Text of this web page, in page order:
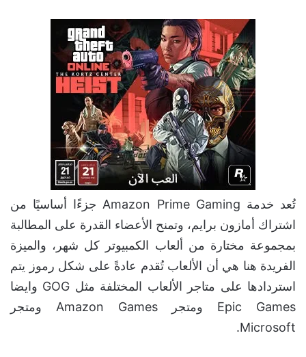
تُعد خدمة Amazon Prime Gaming جزءًا أساسيًا من
اشتراك أمازون برايم، وتمنح الأعضاء القدرة على المطالبة
بمجموعة مختارة من ألعاب الكمبيوتر كل شهر، والميزة
الفريدة هنا هي أن الألعاب تُقدم عادةً على شكل رموز يتم
استردادها على متاجر الألعاب المختلفة مثل GOG وايضا
Epic Games ومتجر Amazon Games ومتجر
Microsoft.